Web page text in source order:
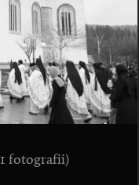
fotografii)